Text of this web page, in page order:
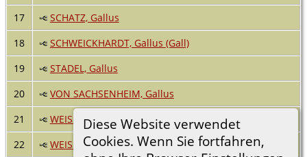
Diese Website verwendet
Cookies. Wenn Sie fortfahren,
17
SCHATZ, Gallus
18
SCHWEICKHARDT, Gallus (Gall)
19
STADEL, Gallus
20
VON SACHSENHEIM, Gallus
21
WEISSER, Gallus
22
WEISSER, Gallus